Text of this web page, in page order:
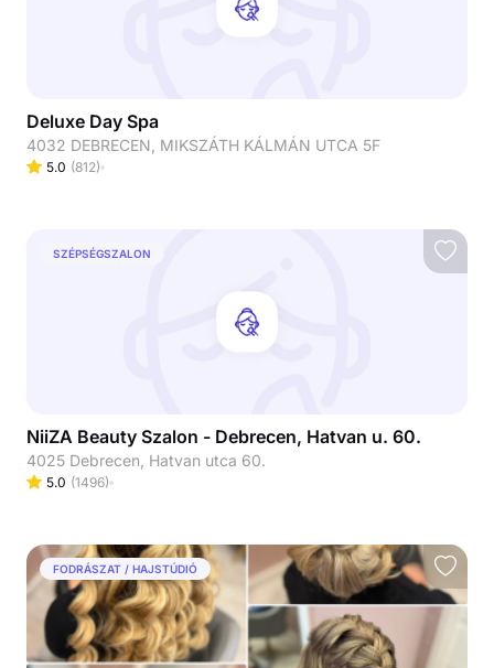
Deluxe Day Spa
4032 DEBRECEN, MIKSZÁTH KÁLMÁN UTCA 5F
5.0 (812)
SZÉPSÉGSZALON
NiiZA Beauty Szalon - Debrecen, Hatvan u. 60.
4025 Debrecen, Hatvan utca 60.
5.0 (1496)
FODRÁSZAT / HAJSTÚDIÓ